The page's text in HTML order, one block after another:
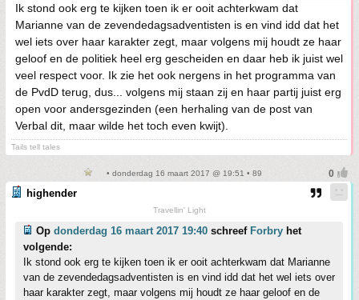
Ik stond ook erg te kijken toen ik er ooit achterkwam dat
Marianne van de zevendedagsadventisten is en vind idd dat het
wel iets over haar karakter zegt, maar volgens mij houdt ze haar
geloof en de politiek heel erg gescheiden en daar heb ik juist wel
veel respect voor. Ik zie het ook nergens in het programma van
de PvdD terug, dus... volgens mij staan zij en haar partij juist erg
open voor andersgezinden (een herhaling van de post van
Verbal dit, maar wilde het toch even kwijt).
Tails tell tales
• donderdag 16 maart 2017 @ 19:51 • 89
highender
Travellin' Light
Op donderdag 16 maart 2017 19:40 schreef Forbry het
volgende:
Ik stond ook erg te kijken toen ik er ooit achterkwam dat Marianne
van de zevendedagsadventisten is en vind idd dat het wel iets over
haar karakter zegt, maar volgens mij houdt ze haar geloof en de